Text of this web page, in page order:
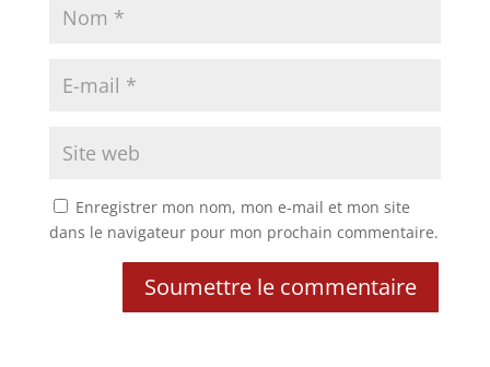
Enregistrer mon nom, mon e-mail et mon site
dans le navigateur pour mon prochain commentaire.
Soumettre le commentaire